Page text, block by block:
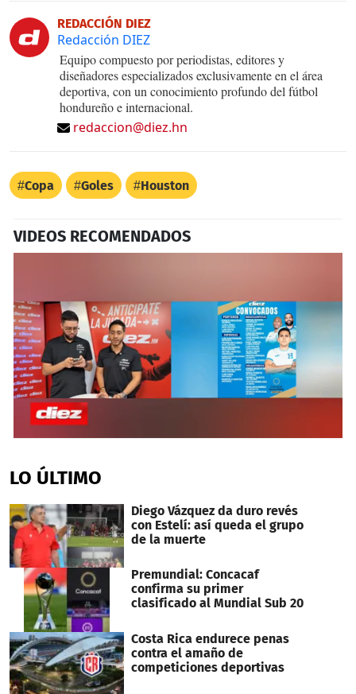
REDACCIÓN DIEZ
Redacción DIEZ
Equipo compuesto por periodistas, editores y
diseñadores especializados exclusivamente en el área
deportiva, con un conocimiento profundo del fútbol
hondureño e internacional.
redaccion@diez.hn
Copa Goles Houston
VIDEOS RECOMENDADOS
of
6
46
seconds
LO ÚLTIMO
Diego Vázquez da duro revés
con Estelí: así queda el grupo
de la muerte
Premundial: Concacaf
confirma su primer
clasificado al Mundial Sub 20
Costa Rica endurece penas
contra el amaño de
competiciones deportivas